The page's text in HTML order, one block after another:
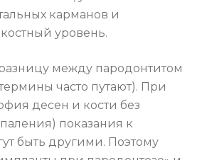
карманов и
уровень.
между пародонтитом
часто путают). При
десен и кости без
показания к
быть другими. Поэтому